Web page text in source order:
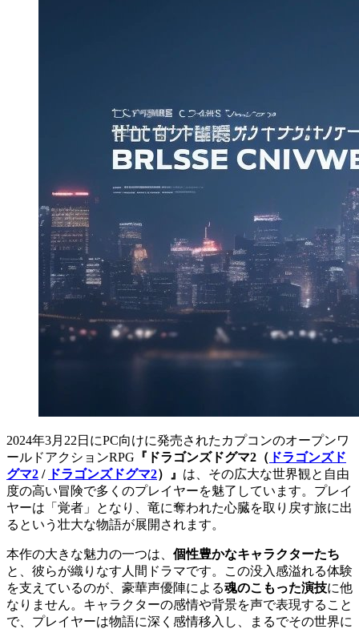
2024年3月22日にPC向けに発売されたカプコンのオープンワ
ールドアクションRPG 『 ドラゴンズドグマ2（ ドラゴンズド
グマ2 / ドラゴンズドグマ2） 』 は、その広大な世界観と自由
度の高い冒険で多くのプレイヤーを魅了しています。プレイ
ヤーは「覚者」となり、竜に奪われた心臓を取り戻す旅に出
るという壮大な物語が展開されます。
本作の大きな魅力の一つは、 個性豊かなキャラクターたち
と、彼らが織りなす人間ドラマです。この没入感溢れる体験
を支えているのが、豪華声優陣による魂のこもった演技に他
なりません。キャラクターの感情や背景を声で表現すること
で、プレイヤーは物語に深く感情移入し、まるでその世界に